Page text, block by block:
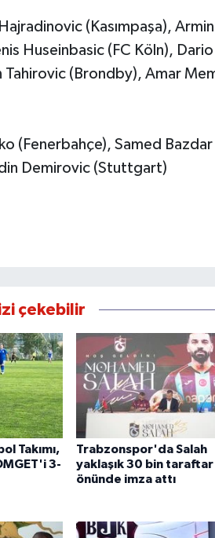
(Kasımpaşa),
Huseinbasic (FC Köln),
Tahirovic (Brondby), Amar
(Fenerbahçe), Samed
Demirovic (Stuttgart)
çekebilir
Takımı,
3-
Trabzonspor'da Salah
yaklaşık 30 bin taraftar
önünde imza attı